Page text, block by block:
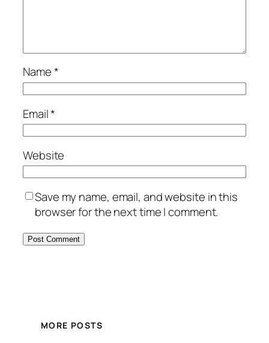
Name*
Email*
Website
Save my name, email, and website in this
browser for the next time I comment.
MORE POSTS